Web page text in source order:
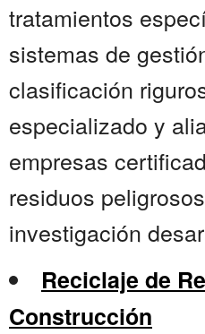
tratamientos
sistemas de
clasificación
especializado y
empresas
residuos
investigación
Reciclaje de
Construcción